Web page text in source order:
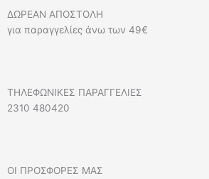
ΔΩΡΕΑΝ ΑΠΟΣΤΟΛΗ
για παραγγελίες άνω των 49€
ΤΗΛΕΦΩΝΙΚΕΣ ΠΑΡΑΓΓΕΛΙΕΣ
2310 480420
ΟΙ ΠΡΟΣΦΟΡΕΣ ΜΑΣ